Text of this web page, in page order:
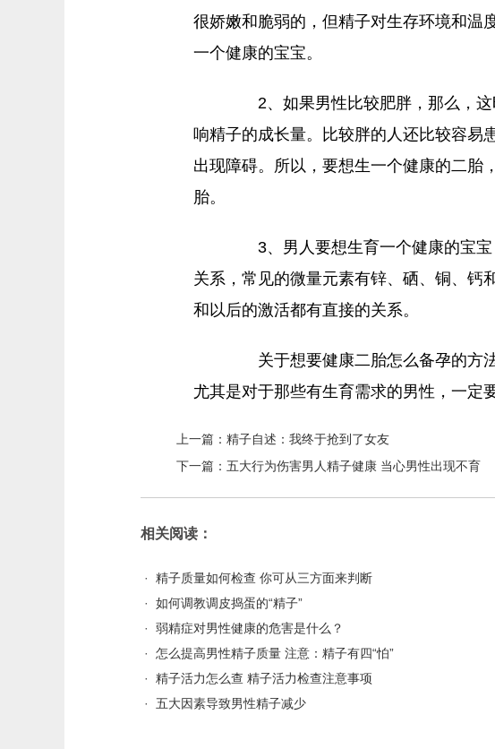
很娇嫩和脆弱的，但精子对生存环境和温
一个健康的宝宝。
2、如果男性比较肥胖，那么，这
响精子的成长量。比较胖的人还比较容易
出现障碍。所以，要想生一个健康的二胎
胎。
3、男人要想生育一个健康的宝宝
关系，常见的微量元素有锌、硒、铜、钙
和以后的激活都有直接的关系。
关于想要健康二胎怎么备孕的方法
尤其是对于那些有生育需求的男性，一定
上一篇： 精子自述：我终于抢到了女友
下一篇： 五大行为伤害男人精子健康 当心男性出现不育
相关阅读：
· 精子质量如何检查 你可从三方面来判断
·
如何调教调皮捣蛋的“精子”
·
弱精症对男性健康的危害是什么？
·
怎么提高男性精子质量 注意：精子有四“怕”
·
精子活力怎么查 精子活力检查注意事项
·
五大因素导致男性精子减少